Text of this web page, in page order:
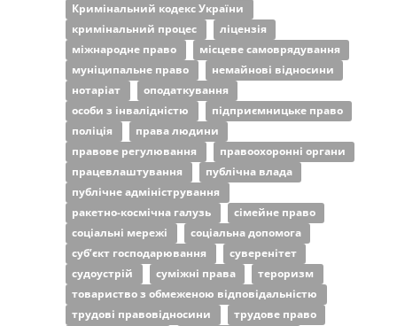
Кримінальний кодекс України
кримінальний процес
ліцензія
міжнародне право
місцеве самоврядування
муніципальне право
немайнові відносини
нотаріат
оподаткування
особи з інвалідністю
підприємницьке право
поліція
права людини
правове регулювання
правоохоронні органи
працевлаштування
публічна влада
публічне адміністрування
ракетно-космічна галузь
сімейне право
соціальні мережі
соціальна допомога
суб’єкт господарювання
суверенітет
судоустрій
суміжні права
тероризм
товариство з обмеженою відповідальністю
трудові правовідносини
трудове право